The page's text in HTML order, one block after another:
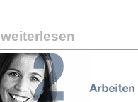
weiterlesen